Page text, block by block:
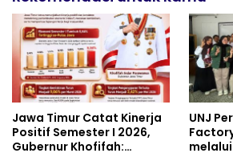
Diplomasi Keagamaan
dan Perdamaian Global
Jawa Timur Catat Kinerja
Positif Semester I 2026,
Gubernur Khofifah:
UNJ